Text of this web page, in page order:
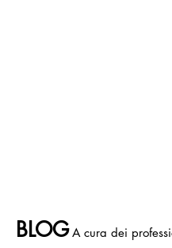
BLOG A cura dei